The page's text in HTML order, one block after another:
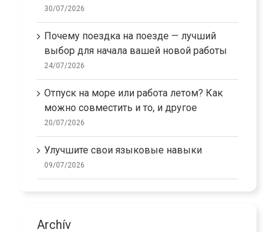
30/07/2026
Почему поездка на поезде — лучший
выбор для начала вашей новой работы
24/07/2026
Отпуск на море или работа летом? Как
можно совместить и то, и другое
20/07/2026
Улучшите свои языковые навыки
09/07/2026
Archív